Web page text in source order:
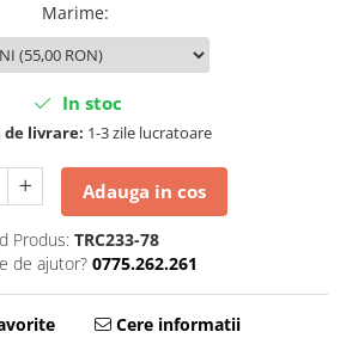
Marime:
In stoc
livrare: 1-3 zile lucratoare
Adauga in cos
Produs: TRC233-78
de ajutor? 0775.262.261
Cere informatii